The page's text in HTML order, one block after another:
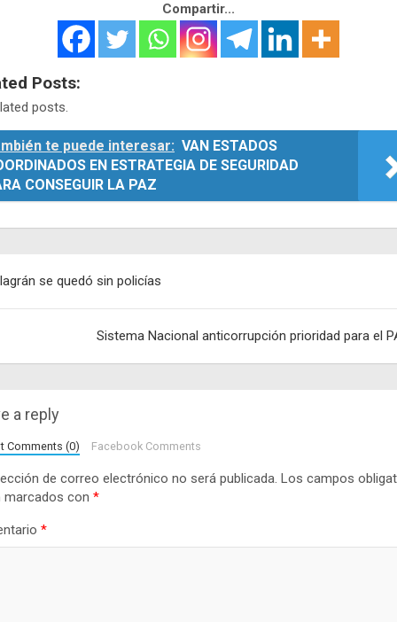
Compartir...
Posts:
posts.
te puede interesar: VAN ESTADOS
EN ESTRATEGIA DE SEGURIDAD
CONSEGUIR LA PAZ
se quedó sin policías
Sistema Nacional anticorrupción prioridad para el
a reply
Comments (0) Facebook Comments
de correo electrónico no será publicada. Los campos
marcados con *
*